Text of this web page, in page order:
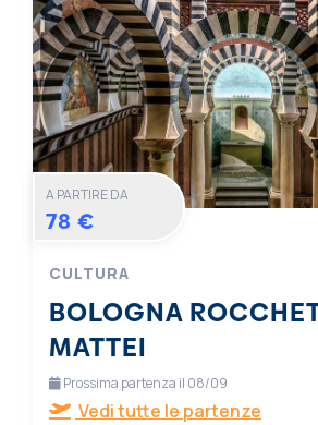
A PARTIRE DA
78 €
CULTURA
BOLOGNA
MATTEI
Prossima partenza il 08/09
Vedi tutte le partenze